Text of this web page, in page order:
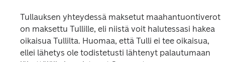
Tullauksen yhteydessä maksetut maahantuontiverot
on maksettu Tullille, eli niistä voit halutessasi hakea
oikaisua Tullilta. Huomaa, että Tulli ei tee oikaisua,
ellei lähetys ole todistetusti lähtenyt palautumaan